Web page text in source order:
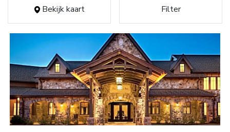
Bekijk kaart Filter